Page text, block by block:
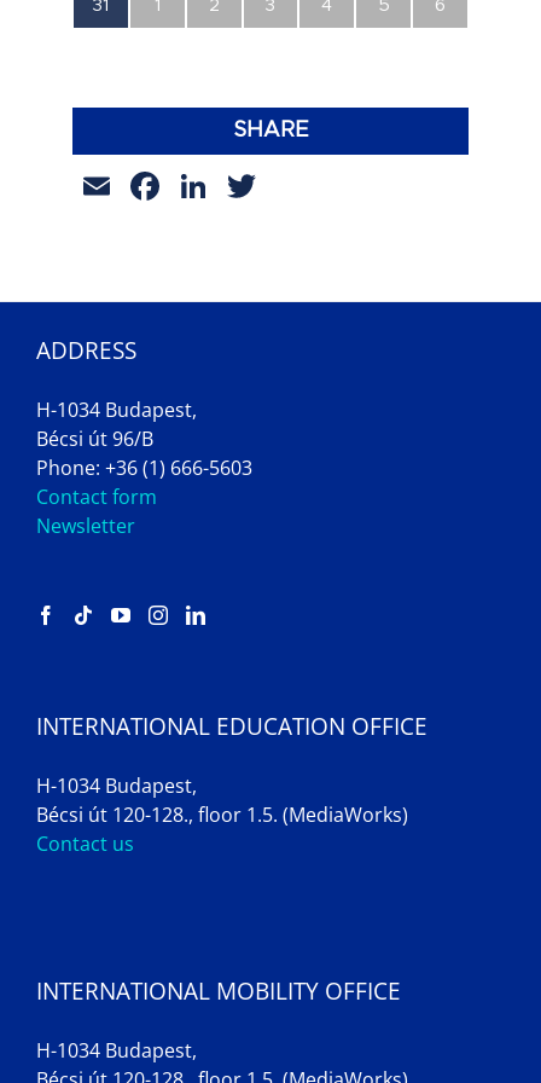
0
esemény,
31
0
esemény,
1
0
esemény,
2
0
esemény,
3
0
esemény,
4
0
esemény,
5
0
esemény,
6
SHARE
EmailFacebook
LinkedIn
ADDRESS
H-1034 Budapest,
Bécsi út 96/B
Phone: +36 (1) 666-5603
Contact form
Newsletter
INTERNATIONAL EDUCATION OFFICE
H-1034 Budapest,
Bécsi út 120-128., floor 1.5. (MediaWorks)
Contact us
INTERNATIONAL MOBILITY OFFICE
H-1034 Budapest,